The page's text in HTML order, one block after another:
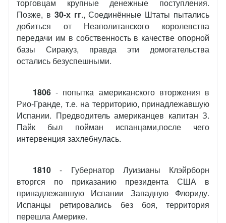
торговцам крупные денежные поступления.
Позже, в 30-х гг., Соединённые Штаты пытались
добиться от Неаполитанского королевства
передачи им в собственность в качестве опорной
базы Сиракуз, правда эти домогательства
остались безуспешными.
1806 - попытка американского вторжения в
Рио-Гранде, т.е. на территорию, принадлежавшую
Испании. Предводитель американцев капитан З.
Пайк был пойман испанцами,после чего
интервенция захлебнулась.
1810 - Губернатор Луизианы Клэйрборн
вторгся по приказанию президента США в
принадлежавшую Испании Западную Флориду.
Испанцы ретировались без боя, территория
перешла Америке.